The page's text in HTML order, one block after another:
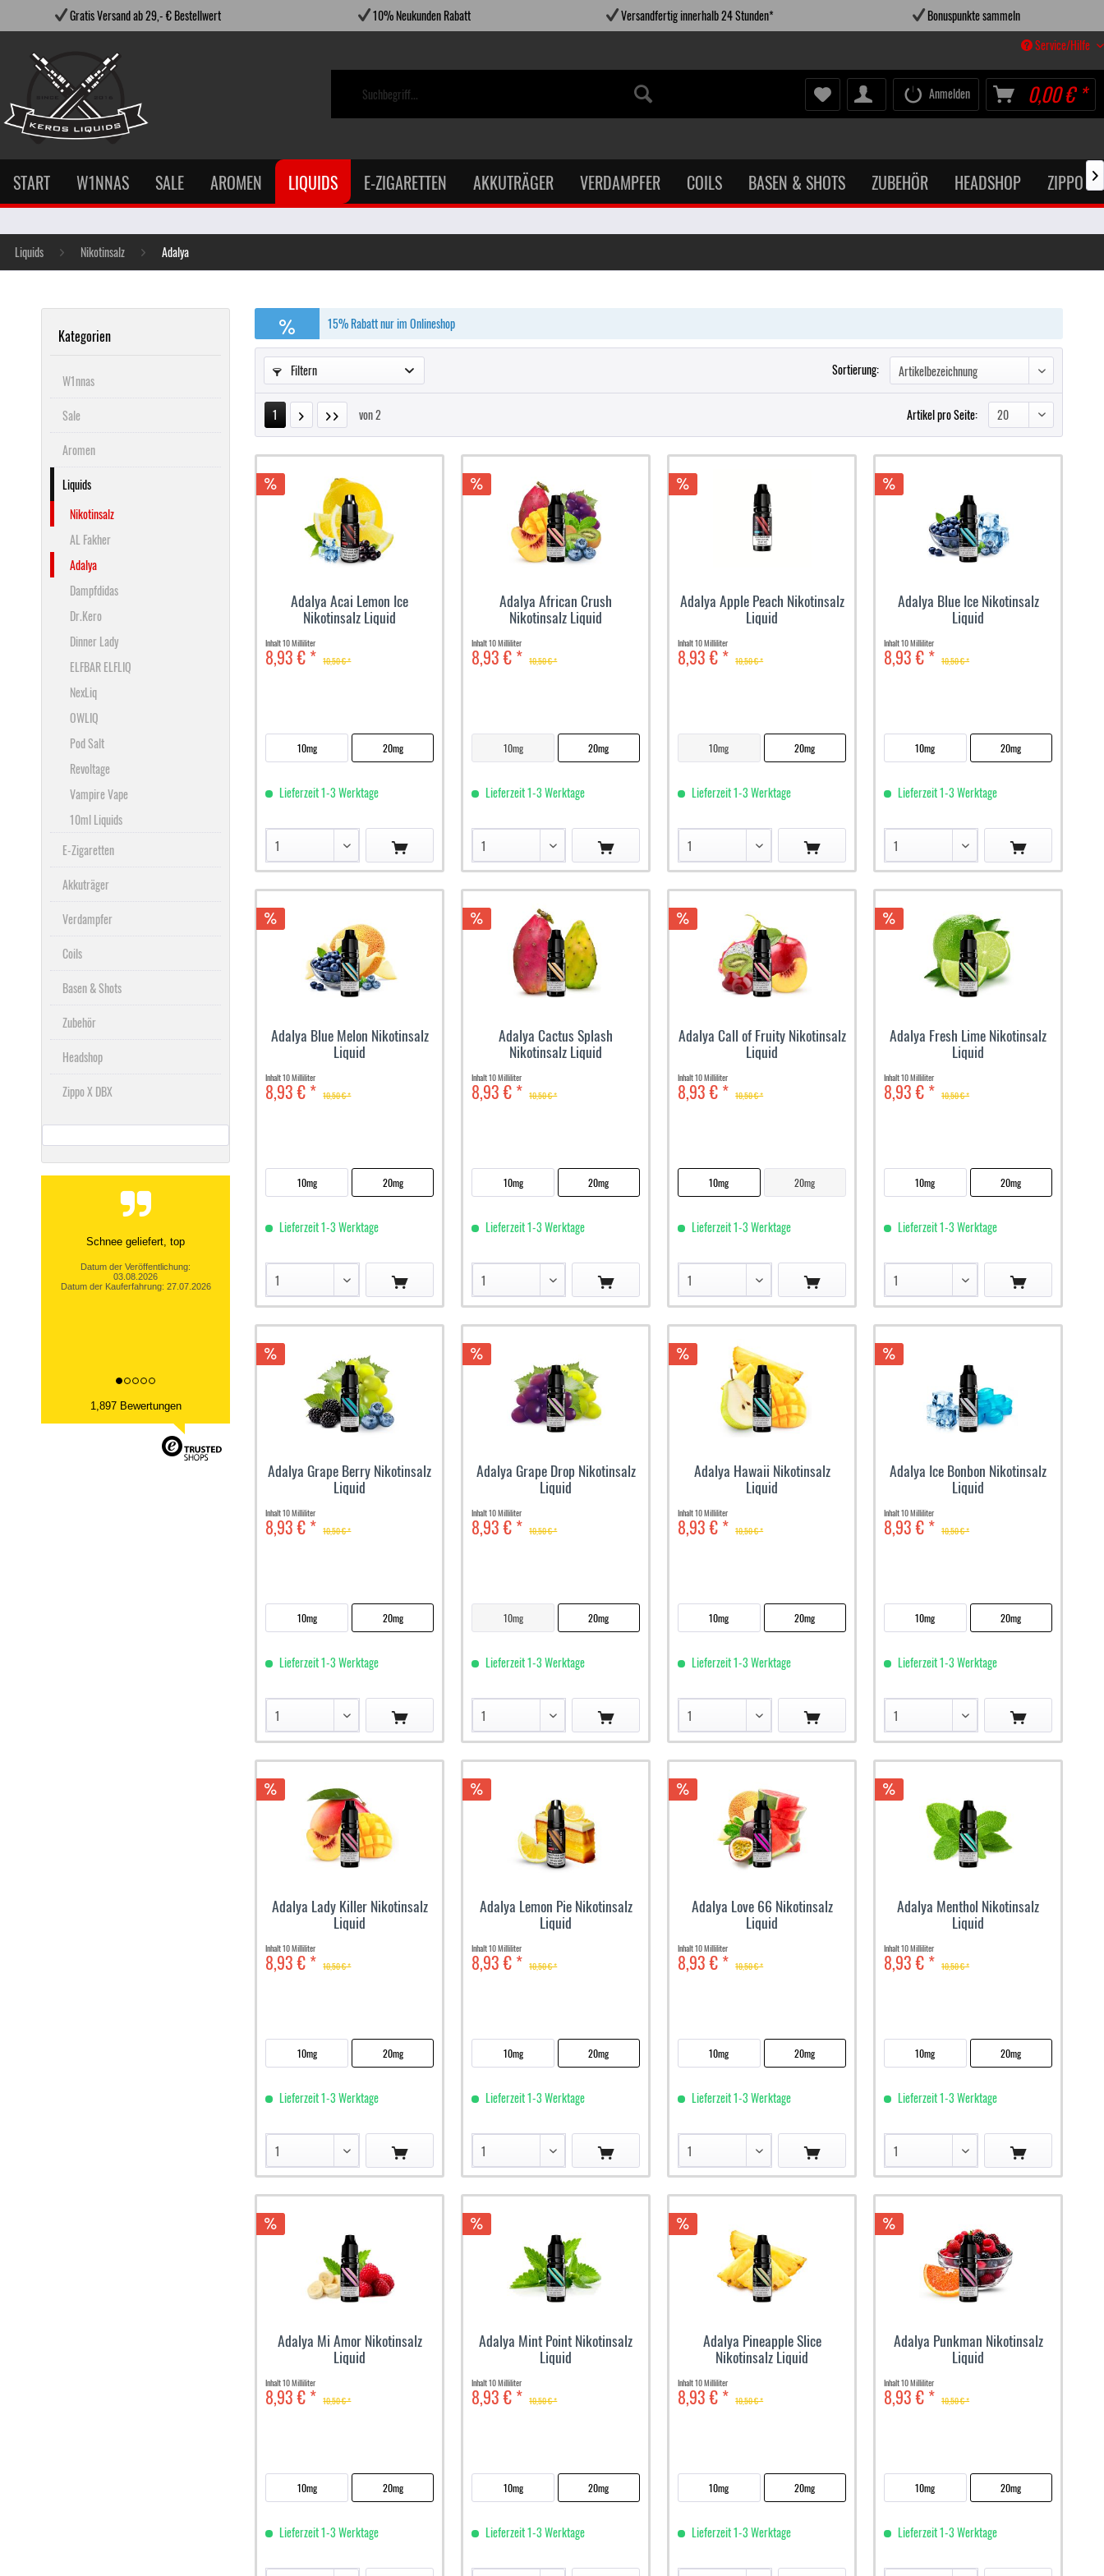
Gratis Versand ab 29,- € Bestellwert 10% Neukunden Rabatt Versandfertig innerhalb 24 Stunden*
Bonuspunkte sammeln
Service/Hilfe
Anmelden 0,00 € *
START W1NNAS SALE AROMEN LIQUIDS E-ZIGARETTEN AKKUTRÄGER VERDAMPFER COILS BASEN & SHOTS ZUBEHÖR HEADSHOP ZIPPO X
Liquids Nikotinsalz Adalya
Kategorien
W1nnas
Sale
Aromen
Liquids
Nikotinsalz
AL Fakher
Adalya
Dampfdidas
Dr.Kero
Dinner Lady
ELFBAR ELFLIQ
NexLiq
OWLIQ
Pod Salt
Revoltage
Vampire Vape
10ml Liquids
E-Zigaretten
Akkuträger
Verdampfer
Coils
Basen & Shots
Zubehör
Headshop
Zippo X DBX
Schnee geliefert, top
Datum der Veröffentlichung:
03.08.2026
Datum der Kauferfahrung: 27.07.2026
1,897 Bewertungen
15% Rabatt nur im Onlineshop
Filtern Sortierung:
1 von2 Artikel pro Seite:
Adalya Acai Lemon Ice
Nikotinsalz Liquid
Inhalt10 Milliliter
8,93 € * 10,50 € *
10mg 20mg
Lieferzeit 1-3 Werktage
Adalya African Crush
Nikotinsalz Liquid
Inhalt10 Milliliter
8,93 € * 10,50 € *
10mg 20mg
Lieferzeit 1-3 Werktage
Adalya Apple Peach Nikotinsalz
Liquid
Inhalt10 Milliliter
8,93 € * 10,50 € *
10mg 20mg
Lieferzeit 1-3 Werktage
Adalya Blue Ice Nikotinsalz
Liquid
Inhalt10 Milliliter
8,93 € * 10,50 € *
10mg 20mg
Lieferzeit 1-3 Werktage
Adalya Blue Melon Nikotinsalz
Liquid
Inhalt10 Milliliter
8,93 € * 10,50 € *
10mg 20mg
Lieferzeit 1-3 Werktage
Adalya Cactus Splash
Nikotinsalz Liquid
Inhalt10 Milliliter
8,93 € * 10,50 € *
10mg 20mg
Lieferzeit 1-3 Werktage
Adalya Call of Fruity Nikotinsalz
Liquid
Inhalt10 Milliliter
8,93 € * 10,50 € *
10mg 20mg
Lieferzeit 1-3 Werktage
Adalya Fresh Lime Nikotinsalz
Liquid
Inhalt10 Milliliter
8,93 € * 10,50 € *
10mg 20mg
Lieferzeit 1-3 Werktage
Adalya Grape Berry Nikotinsalz
Liquid
Inhalt10 Milliliter
8,93 € * 10,50 € *
10mg 20mg
Lieferzeit 1-3 Werktage
Adalya Grape Drop Nikotinsalz
Liquid
Inhalt10 Milliliter
8,93 € * 10,50 € *
10mg 20mg
Lieferzeit 1-3 Werktage
Adalya Hawaii Nikotinsalz
Liquid
Inhalt10 Milliliter
8,93 € * 10,50 € *
10mg 20mg
Lieferzeit 1-3 Werktage
Adalya Ice Bonbon Nikotinsalz
Liquid
Inhalt10 Milliliter
8,93 € * 10,50 € *
10mg 20mg
Lieferzeit 1-3 Werktage
Adalya Lady Killer Nikotinsalz
Liquid
Inhalt10 Milliliter
8,93 € * 10,50 € *
10mg 20mg
Lieferzeit 1-3 Werktage
Adalya Lemon Pie Nikotinsalz
Liquid
Inhalt10 Milliliter
8,93 € * 10,50 € *
10mg 20mg
Lieferzeit 1-3 Werktage
Adalya Love 66 Nikotinsalz
Liquid
Inhalt10 Milliliter
8,93 € * 10,50 € *
10mg 20mg
Lieferzeit 1-3 Werktage
Adalya Menthol Nikotinsalz
Liquid
Inhalt10 Milliliter
8,93 € * 10,50 € *
10mg 20mg
Lieferzeit 1-3 Werktage
Adalya Mi Amor Nikotinsalz
Liquid
Inhalt10 Milliliter
8,93 € * 10,50 € *
10mg 20mg
Lieferzeit 1-3 Werktage
Adalya Mint Point Nikotinsalz
Liquid
Inhalt10 Milliliter
8,93 € * 10,50 € *
10mg 20mg
Lieferzeit 1-3 Werktage
Adalya Pineapple Slice
Nikotinsalz Liquid
Inhalt10 Milliliter
8,93 € * 10,50 € *
10mg 20mg
Lieferzeit 1-3 Werktage
Adalya Punkman Nikotinsalz
Liquid
Inhalt10 Milliliter
8,93 € * 10,50 € *
10mg 20mg
Lieferzeit 1-3 Werktage